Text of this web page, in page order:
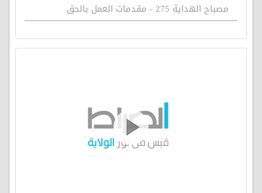
مصباح الهداية 275 - مقدمات العمل بالحق